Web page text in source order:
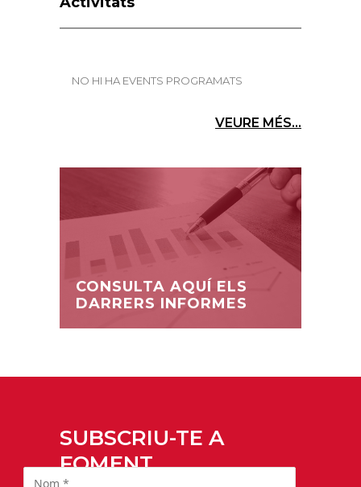
NO HI HA EVENTS PROGRAMATS
VEURE MÉS...
CONSULTA AQUÍ ELS
DARRERS INFORMES
SUBSCRIU-TE A
FOMENT